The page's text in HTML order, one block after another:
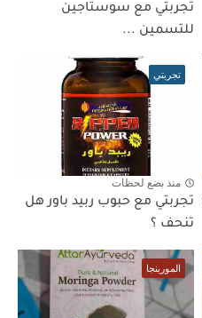
تجربتي مع سوستاجين
للتسمين ...
تجربتي
منذ بضع لحظات
تجربتي مع حبوب ربيد باور هل
تنحف ؟
المورينجا